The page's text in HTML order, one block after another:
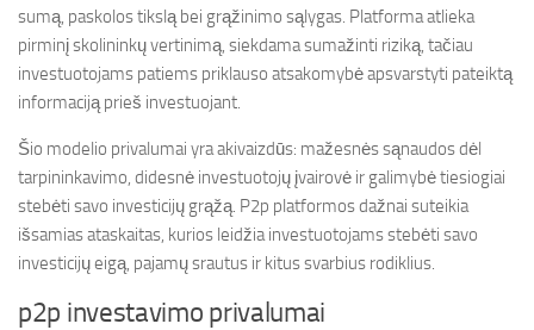
sumą, paskolos tikslą bei grąžinimo sąlygas. Platforma atlieka
pirminį skolininkų vertinimą, siekdama sumažinti riziką, tačiau
investuotojams patiems priklauso atsakomybė apsvarstyti pateiktą
informaciją prieš investuojant.
Šio modelio privalumai yra akivaizdūs: mažesnės sąnaudos dėl
tarpininkavimo, didesnė investuotojų įvairovė ir galimybė tiesiogiai
stebėti savo investicijų grąžą. P2p platformos dažnai suteikia
išsamias ataskaitas, kurios leidžia investuotojams stebėti savo
investicijų eigą, pajamų srautus ir kitus svarbius rodiklius.
p2p investavimo privalumai